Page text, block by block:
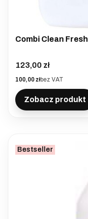
Combi Clean Fresh
Cena
123,00 zł
Cena
100,00 złbez VAT
Zobacz produkt
Bestseller